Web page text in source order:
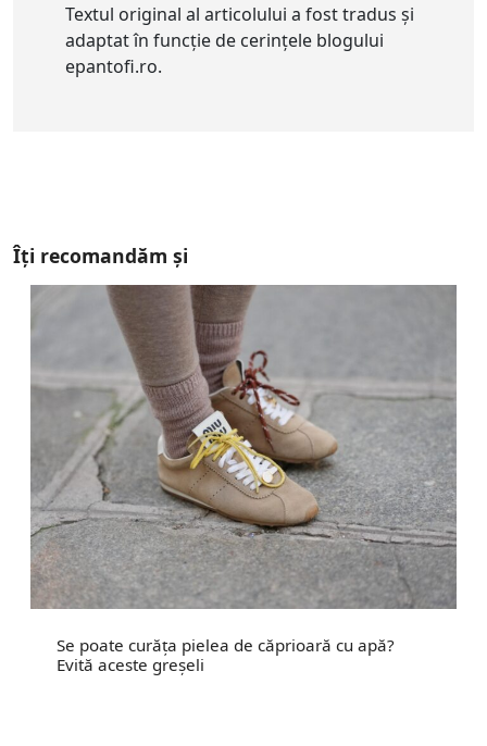
Textul original al articolului a fost tradus și
adaptat în funcție de cerințele blogului
epantofi.ro.
Îți recomandăm și
Se poate curăța pielea de căprioară cu apă?
Evită aceste greșeli